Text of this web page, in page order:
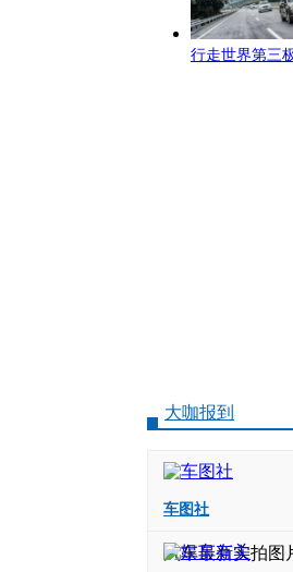
行走世界第三
大咖报到
车图社
汽车最新实拍图